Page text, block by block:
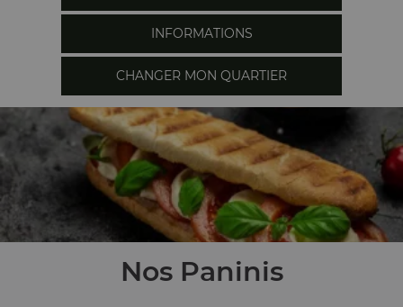
INFORMATIONS
CHANGER MON QUARTIER
Nos Paninis